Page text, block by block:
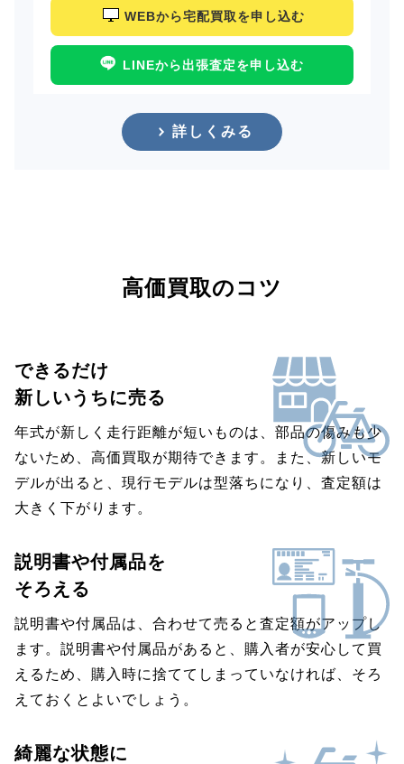
WEBから宅配買取を申し込む
LINEから出張査定を申し込む
詳しくみる
高価買取のコツ
できるだけ
新しいうちに売る
年式が新しく走行距離が短いものは、部品の傷みも少
ないため、高価買取が期待できます。また、新しいモ
デルが出ると、現行モデルは型落ちになり、査定額は
大きく下がります。
説明書や付属品を
そろえる
説明書や付属品は、合わせて売ると査定額がアップし
ます。説明書や付属品があると、購入者が安心して買
えるため、購入時に捨ててしまっていなければ、そろ
えておくとよいでしょう。
綺麗な状態に